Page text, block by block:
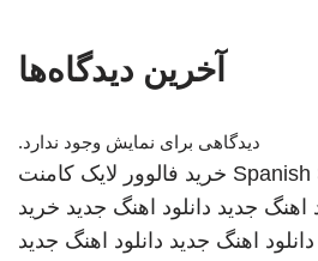
آخرین دیدگاه‌ها
دیدگاهی برای نمایش وجود ندارد.
Spanish خرید فالوور لایک کامنت
اهنگ جدید دانلود اهنگ جدید خرید
دانلود اهنگ جدید دانلود اهنگ جدید